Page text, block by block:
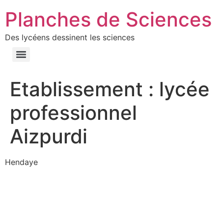
Planches de Sciences
Des lycéens dessinent les sciences
Etablissement : lycée
professionnel
Aizpurdi
Hendaye